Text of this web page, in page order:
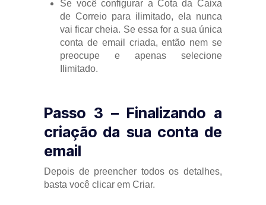
Se você configurar a Cota da Caixa
de Correio para ilimitado, ela nunca
vai ficar cheia. Se essa for a sua única
conta de email criada, então nem se
preocupe e apenas selecione
Ilimitado.
Passo 3 – Finalizando a
criação da sua conta de
email
Depois de preencher todos os detalhes,
basta você clicar em Criar.